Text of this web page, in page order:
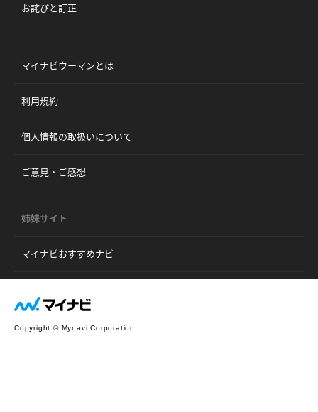
お詫びと訂正
マイナビウーマンとは
利用規約
個人情報の取扱いについて
ご意見・ご感想
姉妹サイト
マイナビおすすめナビ
Copyright © Mynavi Corporation